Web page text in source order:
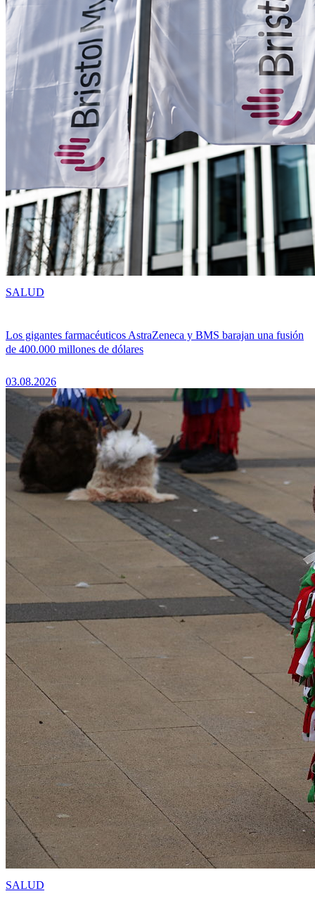
Los gigantes farmacéuticos AstraZeneca y BMS barajan una fusión
de 400.000 millones de dólares
03.08.2026
SALUD
SALUD